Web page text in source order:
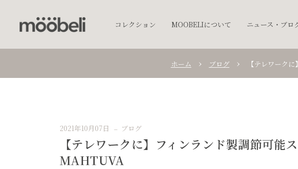
コレクション
キッチンウェア
プランター
オブジェクト
アクセサリー
MOOBELIについて ニュース・ブロ
ホーム ブログ 【テレワーク
2021年10月07日 ブログ
【テレワークに】フィンランド製調節可能
MAHTUVA